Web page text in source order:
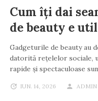
Cum îți dai
de beauty e
Gadgeturile de beauty au
datorită rețelelor sociale,
rapide și spectaculoase
IUN. 14, 2026 ADMIN